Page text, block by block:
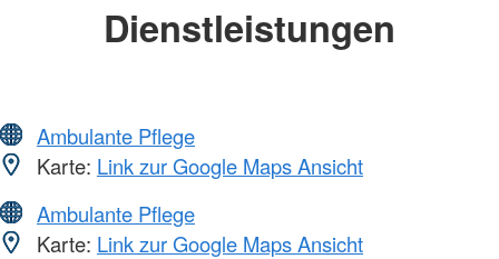
Dienstleistungen
Ambulante Pflege
Karte: Link zur Google Maps Ansicht
Ambulante Pflege
Karte: Link zur Google Maps Ansicht